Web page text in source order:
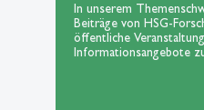
In unserem
Beiträge von HSG-
öffentliche
Informationsangebote